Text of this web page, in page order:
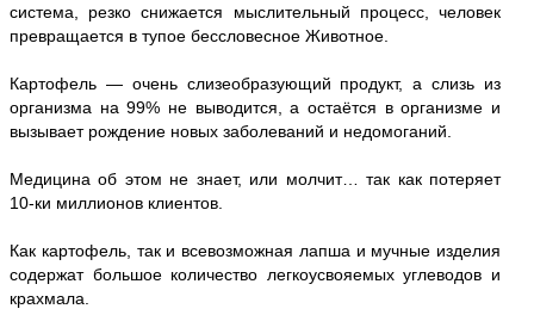
система, резко снижается мыслительный процесс, человек
превращается в тупое бессловесное Животное.
Картофель — очень слизеобразующий продукт, а слизь из
организма на 99% не выводится, а остаётся в организме и
вызывает рождение новых заболеваний и недомоганий.
Медицина об этом не знает, или молчит… так как потеряет
10-ки миллионов клиентов.
Как картофель, так и всевозможная лапша и мучные изделия
содержат большое количество легкоусвояемых углеводов и
крахмала.